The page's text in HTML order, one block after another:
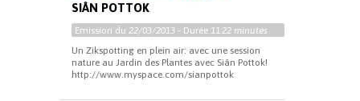
SIÂN POTTOK
Emission du 22/03/2013 - Durée 11:22 minutes
Un Zikspotting en plein air: avec une session
nature au Jardin des Plantes avec Siân Pottok!
http://www.myspace.com/sianpottok